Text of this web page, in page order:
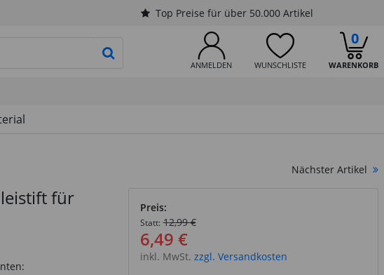
Top Preise für über 50.000 Artikel
ANMELDEN WUNSCHLISTE WARENKORB
0
PRODUKTSUCHE STARTEN
Nächster Artikel
für
Preis:
Statt: 12,99 €
6,49 €
inkl. MwSt. zzgl. Versandkosten